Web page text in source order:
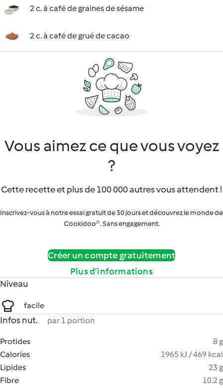
2 c. à café de graines de sésame
2 c. à café de grué de cacao
Vous aimez ce que vous voyez
?
Cette recette et plus de 100 000 autres vous attendent !
Inscrivez-vous à notre essai gratuit de 30 jours et découvrez le monde de
Cookidoo®. Sans engagement.
Créer un compte gratuitement
Plus d’informations
Niveau
facile
Infos nut. par 1 portion
Protides
8 g
Calories
1965 kJ / 469 kcal
Lipides
23 g
Fibre
10.2 g